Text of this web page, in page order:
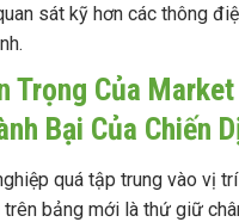
sát kỹ hơn các thông
Trọng Của
Bại Của Chiến
quá tập trung vào vị
bảng mới là thứ giữ